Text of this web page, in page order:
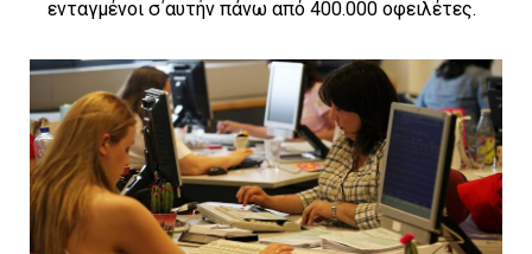
ενταγμένοι σ΄αυτήν πάνω από 400.000 οφειλέτες.